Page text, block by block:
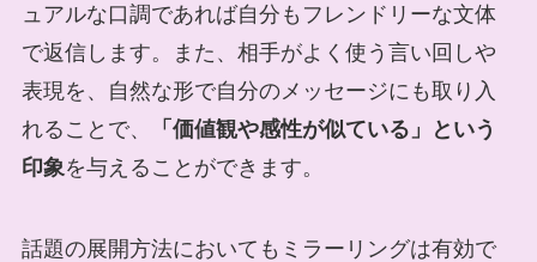
ュアルな口調であれば自分もフレンドリーな文体
で返信します。また、相手がよく使う言い回しや
表現を、自然な形で自分のメッセージにも取り入
れることで、
「価値観や感性が似ている」という
印象 を与えることができます。
話題の展開方法においてもミラーリングは有効で